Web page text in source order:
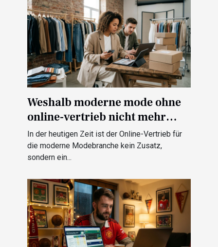
Weshalb moderne mode ohne
online-vertrieb nicht mehr
funktioniert
In der heutigen Zeit ist der Online-Vertrieb für
die moderne Modebranche kein Zusatz,
sondern ein...